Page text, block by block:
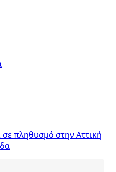
σε πληθυσμό στην Αττική